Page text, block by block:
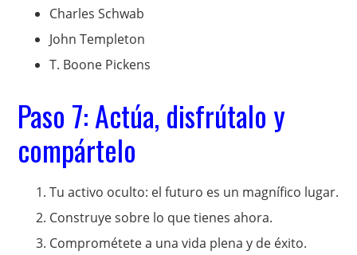
Charles Schwab
John Templeton
T. Boone Pickens
Paso 7: Actúa, disfrútalo y
compártelo
Tu activo oculto: el futuro es un magnífico lugar.
Construye sobre lo que tienes ahora.
Comprométete a una vida plena y de éxito.